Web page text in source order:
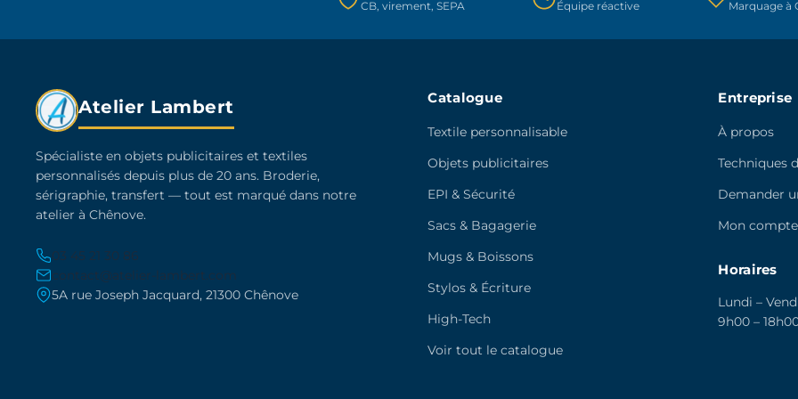
la
CB, virement, SEPA Équipe réactive Marquage à
Atelier Lambert
Spécialiste en objets publicitaires et textiles
personnalisés depuis plus de 20 ans. Broderie,
sérigraphie, transfert — tout est marqué dans notre
atelier à Chênove.
03 45 21 30 86
contact@atelier-lambert.com
5A rue Joseph Jacquard, 21300 Chênove
Catalogue
Textile personnalisable
Objets publicitaires
EPI & Sécurité
Sacs & Bagagerie
Mugs & Boissons
Stylos & Écriture
High-Tech
Voir tout le catalogue
Entreprise
À propos
Techniques
Demander
Mon compte
Horaires
Lundi –
9h00 –